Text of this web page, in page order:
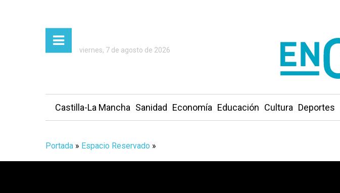
viernes, 7 de agosto de 2026
Castilla-La Mancha Sanidad Economía Educación Cultura Deportes
Portada » Espacio Reservado »